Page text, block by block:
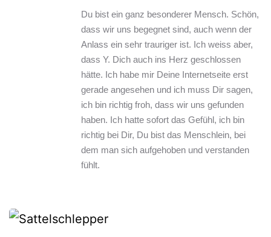
Du bist ein ganz besonderer Mensch. Schön,
dass wir uns begegnet sind, auch wenn der
Anlass ein sehr trauriger ist. Ich weiss aber,
dass Y. Dich auch ins Herz geschlossen
hätte. Ich habe mir Deine Internetseite erst
gerade angesehen und ich muss Dir sagen,
ich bin richtig froh, dass wir uns gefunden
haben. Ich hatte sofort das Gefühl, ich bin
richtig bei Dir, Du bist das Menschlein, bei
dem man sich aufgehoben und verstanden
fühlt.